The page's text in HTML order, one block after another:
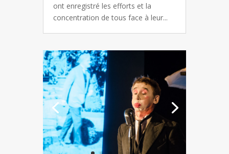
ont enregistré les efforts et la
concentration de tous face à leur...